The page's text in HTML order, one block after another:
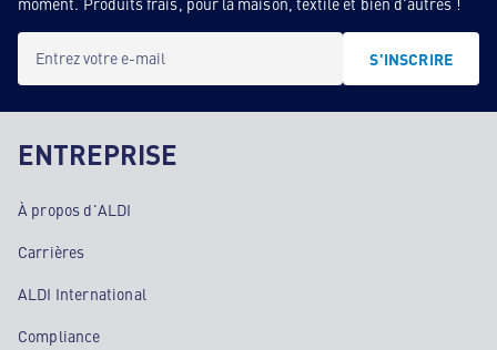
Entrez votre e-mail S'INSCRIRE
ENTREPRISE
À propos d'ALDI
Carrières
ALDI International
Compliance